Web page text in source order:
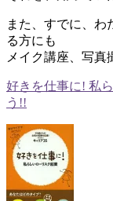
また、すでに、わ
る方にも
メイク講座、写真
好きを仕事に! 私
う!!